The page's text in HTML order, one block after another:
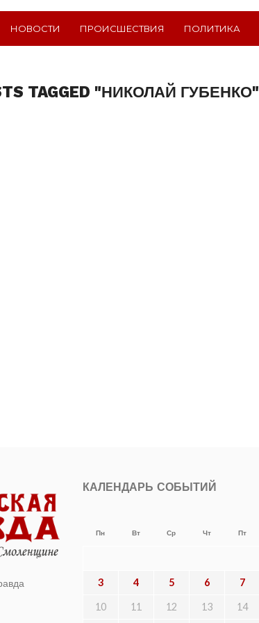
НОВОСТИ ПРОИСШЕСТВИЯ ПОЛИТИКА
TAGGED "НИКОЛАЙ ГУБЕНКО"
КАЛЕНДАРЬ СОБЫТИЙ
Пн Вт Ср Чт Пт
3 4 5 6 7
10 11 12 13 14